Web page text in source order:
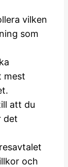
vilken
som
mest
att du
det
och